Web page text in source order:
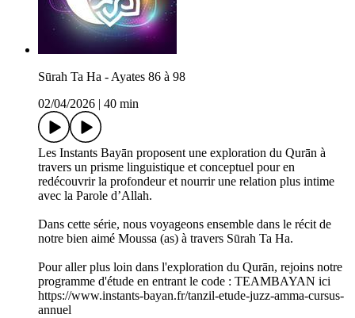
Sūrah Ta Ha - Ayates 86 à 98
02/04/2026
40 min
Les Instants Bayān proposent une exploration du Qurān à
travers un prisme linguistique et conceptuel pour en
redécouvrir la profondeur et nourrir une relation plus intime
avec la Parole d’Allah.
Dans cette série, nous voyageons ensemble dans le récit de
notre bien aimé Moussa (as) à travers Sūrah Ta Ha.
Pour aller plus loin dans l'exploration du Qurān, rejoins notre
programme d'étude en entrant le code : TEAMBAYAN ici
https://www.instants-bayan.fr/tanzil-etude-juzz-amma-cursus-
annuel